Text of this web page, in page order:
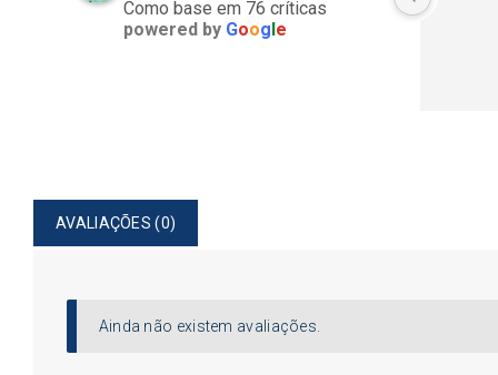
Como base em 76 críticas
powered by Google
AVALIAÇÕES (0)
Ainda não existem avaliações.